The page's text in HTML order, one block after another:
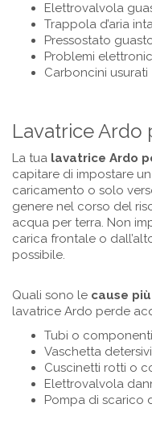
Elettrovalvola
Trappola d’aria
Pressostato
Problemi
Carboncini usurati
Lavatrice Ardo
La tua lavatrice Ardo
capitare di impostare
caricamento o solo
genere nel corso del
acqua per terra. Non
carica frontale o
possibile.
Quali sono le cause
lavatrice Ardo perde
Tubi o
Vaschetta
Cuscinetti rotti o
Elettrovalvola
Pompa di scarico